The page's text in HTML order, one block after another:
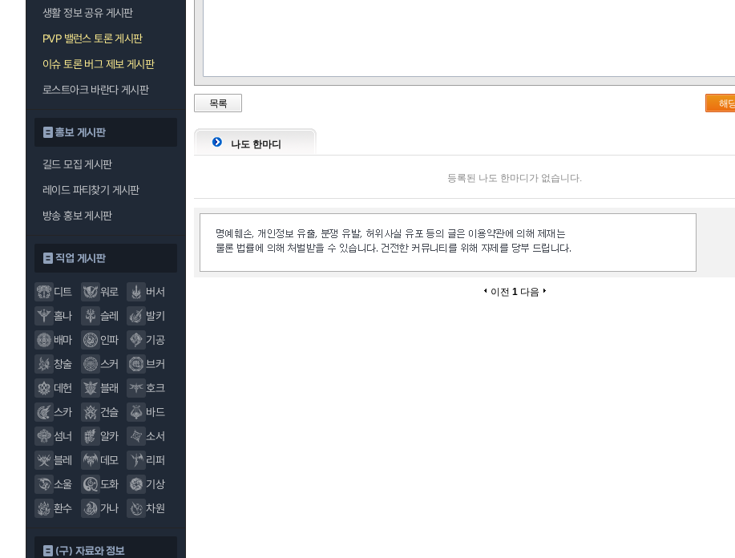
생활 정보 공유 게시판
PVP 밸런스 토론 게시판
이슈 토론 버그 제보 게시판
로스트아크 바란다 게시판
홍보 게시판
길드 모집 게시판
레이드 파티찾기 게시판
방송 홍보 게시판
직업 게시판
디트 워로
버서
홀나
슬레
발키
배마
인파
기공
창술
스커
브커
데헌
블래
호크
스카
건슬
바드
섬너
알카
소서
블레
데모
리퍼
소울
도화
기상
환수
가나 차원
(구) 자료와 정보
목록 해
나도 한마디
등록된 나도 한마디가 없습니다.
이전 1 다음